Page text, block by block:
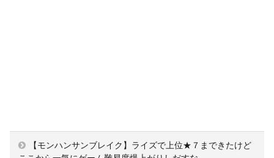
【モンハンサンブレイク】ライズで上位★７まできたけど